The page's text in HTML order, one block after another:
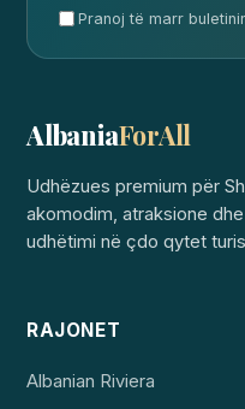
Pranoj të marr
AlbaniaForAll
Udhëzues premium për
akomodim, atraksione
udhëtimi në çdo qytet
RAJONET
Albanian Riviera